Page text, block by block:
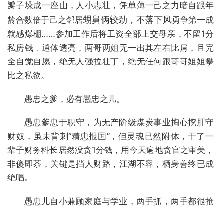
瓣子垛成一座山，人小志壮，凭单薄一己之力暗自跟年
龄合数倍于己之邻居甥舅俩较劲，不落下风勇争第一成
就感爆棚……参加工作后将工资全部上交母亲，不留1分
私房钱，通体透亮，两哥两姐无一出其左右比肩，且完
全自觉自愿，绝无人强拉壮丁，绝无任何跟哥哥姐姐攀
比之私欲。
愚忠之爹，必有愚忠之儿。
愚忠爹忠于职守，为无产阶级煤炭事业掏心挖肝守
财奴，虽未背刺“精忠报国”，但灵魂已然附体，干了一
辈子财务科长居然没贪1分钱，用今天遍地贪官之审美，
非傻即苶，关键是挡人财路，江湖不容，栖身善终已成
绝唱。
愚忠儿自小兼顾家庭与学业，两手抓，两手都很抢